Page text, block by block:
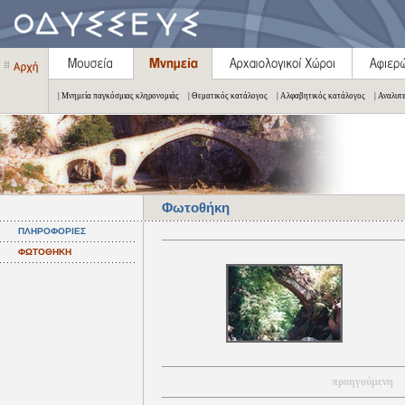
| Μνημεία παγκόσμιας κληρονομιάς | Θεματικός κατάλογος | Αλφαβητικός κατάλογος |
Φωτοθήκη
ΠΛΗΡΟΦΟΡΙΕΣ
ΦΩΤΟΘΗΚΗ
προηγούμενη